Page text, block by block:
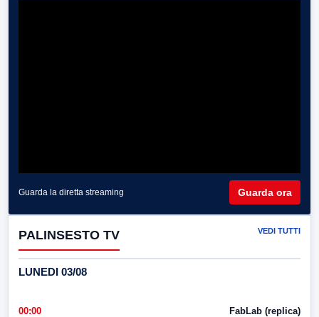
Guarda la diretta streaming Guarda ora
PALINSESTO TV VEDI TUTTI
LUNEDI 03/08
00:00 FabLab (replica)